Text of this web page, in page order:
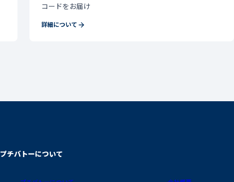
コードをお届け
詳細について
プチバトーについて